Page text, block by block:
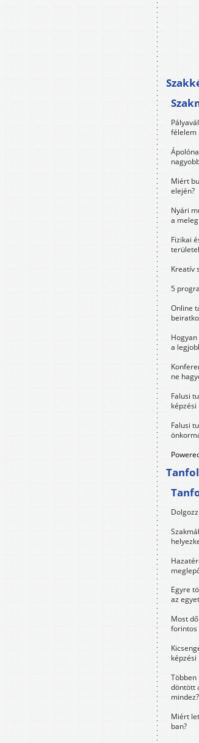
félelem
Miért
elején?
Nyári
a
Fizikai
Kreatív
5
Online
a
ne
Falusi
Falusi
Egyre
az
Most
forintos
Többen
döntött
mindez?
Miért
ban?